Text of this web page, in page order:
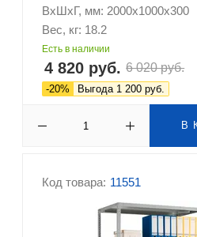
ВхШхГ, мм: 2000х1000х300
Вес, кг: 18.2
Есть в наличии
4 820 руб. 6 020 руб.
-20% Выгода 1 200 руб.
В
Код товара: 11551